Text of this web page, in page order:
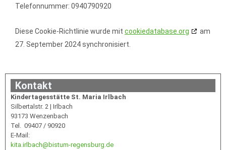
Telefonnummer: 0940790920
Diese Cookie-Richtlinie wurde mit cookiedatabase.org
am
27. September 2024 synchronisiert.
Kontakt
Kindertagesstätte St. Maria Irlbach
Silbertalstr. 2 | Irlbach
93173 Wenzenbach
Tel. 09407 / 90920
E-Mail:
kita.irlbach@bistum-regensburg.de